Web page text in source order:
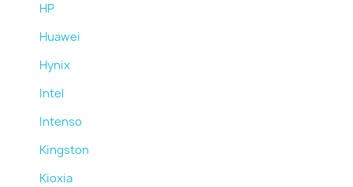
HP
Huawei
Hynix
Intel
Intenso
Kingston
Kioxia